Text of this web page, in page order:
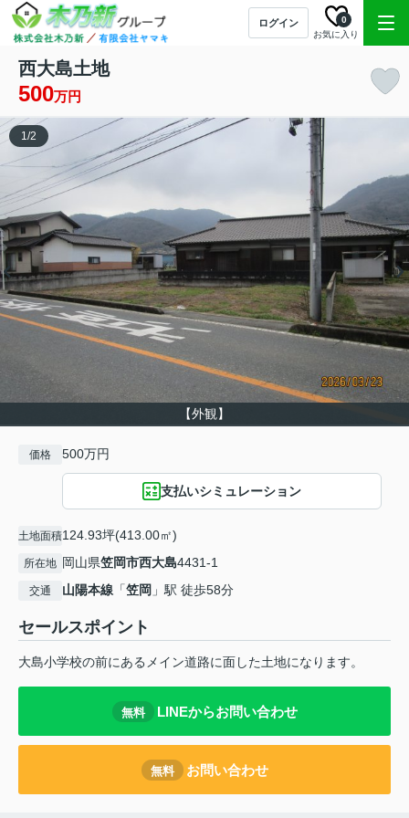
ログイン
お気に入り
0
西大島土地
500万円
【外観】
1/2
価格 500万円
支払いシミュレーション
土地面積124.93坪(413.00㎡)
所在地 岡山県笠岡市西大島4431-1
交通 山陽本線 「笠岡 」駅 徒歩58分
セールスポイント
大島小学校の前にあるメイン道路に面した土地になります。
無料 LINEからお問い合わせ
無料 お問い合わせ